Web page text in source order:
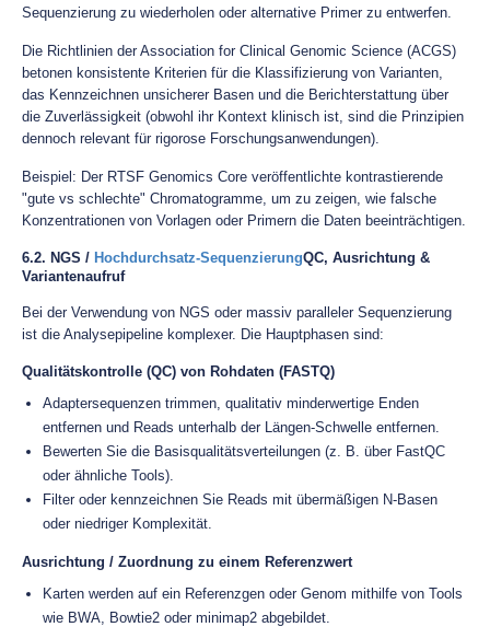
Sequenzierung zu wiederholen oder alternative Primer zu entwerfen.
Die Richtlinien der Association for Clinical Genomic Science (ACGS)
betonen konsistente Kriterien für die Klassifizierung von Varianten,
das Kennzeichnen unsicherer Basen und die Berichterstattung über
die Zuverlässigkeit (obwohl ihr Kontext klinisch ist, sind die Prinzipien
dennoch relevant für rigorose Forschungsanwendungen).
Beispiel: Der RTSF Genomics Core veröffentlichte kontrastierende
"gute vs schlechte" Chromatogramme, um zu zeigen, wie falsche
Konzentrationen von Vorlagen oder Primern die Daten beeinträchtigen.
6.2. NGS / Hochdurchsatz-SequenzierungQC, Ausrichtung &
Variantenaufruf
Bei der Verwendung von NGS oder massiv paralleler Sequenzierung
ist die Analysepipeline komplexer. Die Hauptphasen sind:
Qualitätskontrolle (QC) von Rohdaten (FASTQ)
Adaptersequenzen trimmen, qualitativ minderwertige Enden
entfernen und Reads unterhalb der Längen-Schwelle entfernen.
Bewerten Sie die Basisqualitätsverteilungen (z. B. über FastQC
oder ähnliche Tools).
Filter oder kennzeichnen Sie Reads mit übermäßigen N-Basen
oder niedriger Komplexität.
Ausrichtung / Zuordnung zu einem Referenzwert
Karten werden auf ein Referenzgen oder Genom mithilfe von Tools
wie BWA, Bowtie2 oder minimap2 abgebildet.